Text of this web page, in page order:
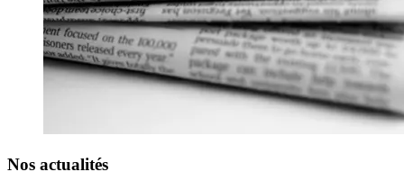
Nos actualités